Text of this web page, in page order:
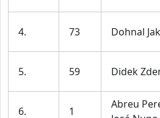
4. 73 Dohnal
5. 59 Didek
6. 1
Abreu